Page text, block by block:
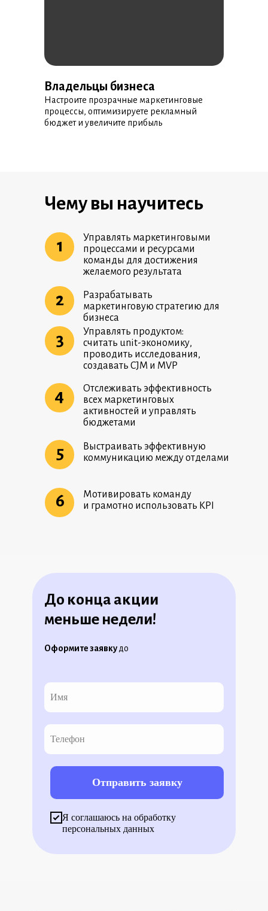
Владельцы бизнеса
Настроите прозрачные маркетинговые
процессы, оптимизируете рекламный
бюджет и увеличите прибыль
Чему вы научитесь
Управлять маркетинговыми
процессами и ресурсами
команды для достижения
желаемого результата
1
Разрабатывать
маркетинговую стратегию для
бизнеса
2
Управлять продуктом:
считать unit-экономику,
проводить исследования,
создавать CJM и MVP
3
Отслеживать эффективность
всех маркетинговых
активностей и управлять
бюджетами
4
Выстраивать эффективную
коммуникацию между отделами
5
Мотивировать команду
и грамотно использовать KPI
6
Отправить заявку
Я соглашаюсь на обработку
персональных данных
До конца акции
меньше недели!
Оформите заявкудо